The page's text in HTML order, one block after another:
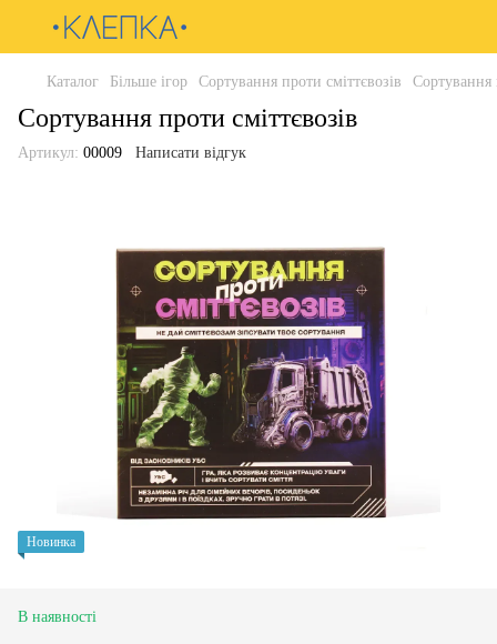
Каталог Більше ігор Сортування проти сміттєвозів Сортування
Сортування проти сміттєвозів
Артикул: 00009 Написати відгук
Новинка
В наявності